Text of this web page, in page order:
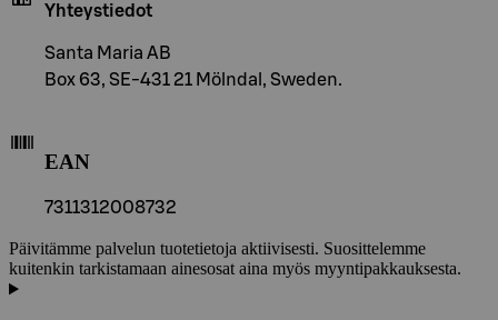
Yhteystiedot
Santa Maria AB
Box 63, SE-431 21 Mölndal, Sweden.
EAN
7311312008732
Päivitämme palvelun tuotetietoja aktiivisesti. Suosittelemme
kuitenkin tarkistamaan ainesosat aina myös myyntipakkauksesta.